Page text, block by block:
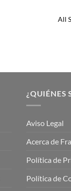
All
¿QUIÉNES
Aviso Legal
Acerca de
Política de
Política de